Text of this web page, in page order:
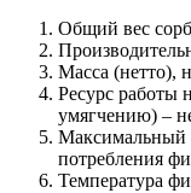
Общий вес
Масса (нетто),
Ресурс работы
умягчению) –
Максимальный
потребления
Температура